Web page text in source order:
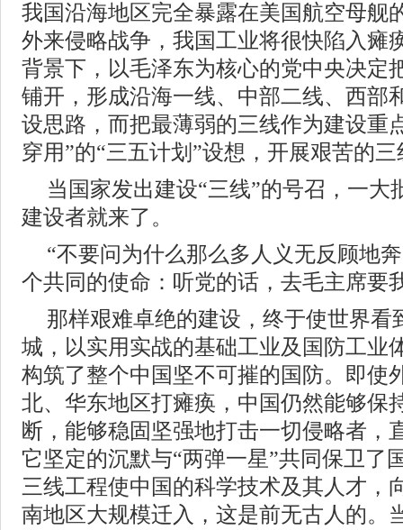
我国沿海地区完全暴露在美国航空母舰
外来侵略战争，我国工业将很快陷入瘫
背景下，以毛泽东为核心的党中央决定
铺开，形成沿海一线、中部二线、西部
设思路，而把最薄弱的三线作为建设重
穿用”的“三五计划”设想，开展艰苦的
当国家发出建设“三线”的号召，一大
建设者就来了。
“不要问为什么那么多人义无反顾地
个共同的使命：听党的话，去毛主席要
那样艰难卓绝的建设，终于使世界看
城，以实用实战的基础工业及国防工业
构筑了整个中国坚不可摧的国防。即使
北、华东地区打瘫痪，中国仍然能够保
断，能够稳固坚强地打击一切侵略者，
它坚定的沉默与“两弹一星”共同保卫了
三线工程使中国的科学技术及其人才，
南地区大规模迁入，这是前无古人的。